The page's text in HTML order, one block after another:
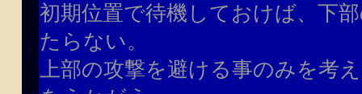
初期位置で待機しておけば、下
たらない。
上部の攻撃を避ける事のみを考